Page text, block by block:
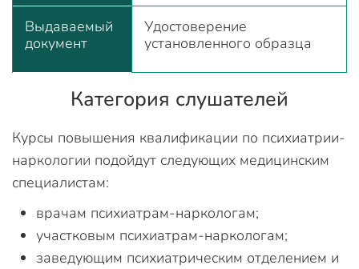
Выдаваемый
документ
Удостоверение
установленного образца
Категория слушателей
Курсы повышения квалификации по психиатрии-
наркологии подойдут следующих медицинским
специалистам:
врачам психиатрам-наркологам;
участковым психиатрам-наркологам;
заведующим психиатрическим отделением и